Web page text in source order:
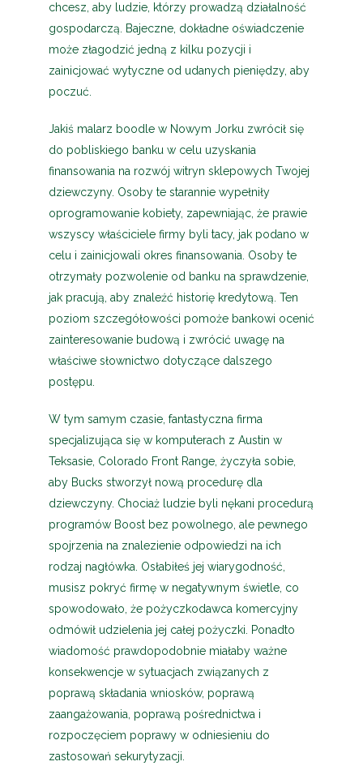
chcesz, aby ludzie, którzy prowadzą działalność
gospodarczą. Bajeczne, dokładne oświadczenie
może złagodzić jedną z kilku pozycji i
zainicjować wytyczne od udanych pieniędzy, aby
poczuć.
Jakiś malarz boodle w Nowym Jorku zwrócił się
do pobliskiego banku w celu uzyskania
finansowania na rozwój witryn sklepowych Twojej
dziewczyny. Osoby te starannie wypełniły
oprogramowanie kobiety, zapewniając, że prawie
wszyscy właściciele firmy byli tacy, jak podano w
celu i zainicjowali okres finansowania. Osoby te
otrzymały pozwolenie od banku na sprawdzenie,
jak pracują, aby znaleźć historię kredytową. Ten
poziom szczegółowości pomoże bankowi ocenić
zainteresowanie budową i zwrócić uwagę na
właściwe słownictwo dotyczące dalszego
postępu.
W tym samym czasie, fantastyczna firma
specjalizująca się w komputerach z Austin w
Teksasie, Colorado Front Range, życzyła sobie,
aby Bucks stworzył nową procedurę dla
dziewczyny. Chociaż ludzie byli nękani procedurą
programów Boost bez powolnego, ale pewnego
spojrzenia na znalezienie odpowiedzi na ich
rodzaj nagłówka. Osłabiłeś jej wiarygodność,
musisz pokryć firmę w negatywnym świetle, co
spowodowało, że pożyczkodawca komercyjny
odmówił udzielenia jej całej pożyczki. Ponadto
wiadomość prawdopodobnie miałaby ważne
konsekwencje w sytuacjach związanych z
poprawą składania wniosków, poprawą
zaangażowania, poprawą pośrednictwa i
rozpoczęciem poprawy w odniesieniu do
zastosowań sekurytyzacji.